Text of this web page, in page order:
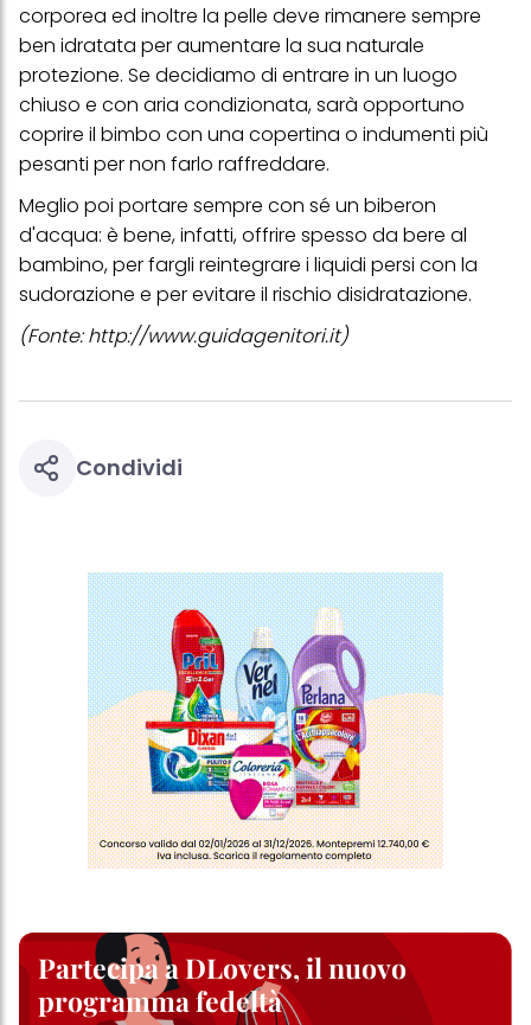
corporea ed inoltre la pelle deve rimanere sempre
ben idratata per aumentare la sua naturale
protezione. Se decidiamo di entrare in un luogo
chiuso e con aria condizionata, sarà opportuno
coprire il bimbo con una copertina o indumenti più
pesanti per non farlo raffreddare.
Meglio poi portare sempre con sé un biberon
d'acqua: è bene, infatti, offrire spesso da bere al
bambino, per fargli reintegrare i liquidi persi con la
sudorazione e per evitare il rischio disidratazione.
(Fonte:http://www.guidagenitori.it)
Condividi
Partecipa a DLovers, il nuovo
programma fedeltà
(basati, ad esempio, sui tuoi interessi identificati) su questo sito
web e altri media (di terzi) tramite i dispositivi assegnati a te o
alla tua famiglia, nonché per misurare e ottimizzare il successo
delle campagne pubblicitarie.
Puoi trovare maggiori informazioni sul trattamento dei tuoi dati
nella nostra Informativa sulla protezione dei dati collegata nel piè
di pagina (Sezione "Cookie, Pixel, Impronte digitali e tecnologie
simili"). Puoi revocare il tuo consenso in qualsiasi momento con
sezione "Impostazioni cookie" collegata nel piè di pagina. Per
ulteriori informazioni sui cookie utilizzati su questo sito Web, in
particolare sul loro periodo di conservazione, consultare le
informazioni dettagliate su ciascun cookie disponibili facendo
clic su "modifica" di seguito".
Se fai clic su "Modifica" potrai trovare maggiori informazioni sul
trattamento dei tuoi dati / sull'uso dei cookie e consentirli per uno o
questo sito web.